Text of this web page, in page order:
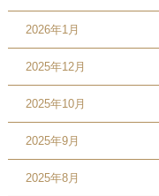
2026年1月
2025年12月
2025年10月
2025年9月
2025年8月